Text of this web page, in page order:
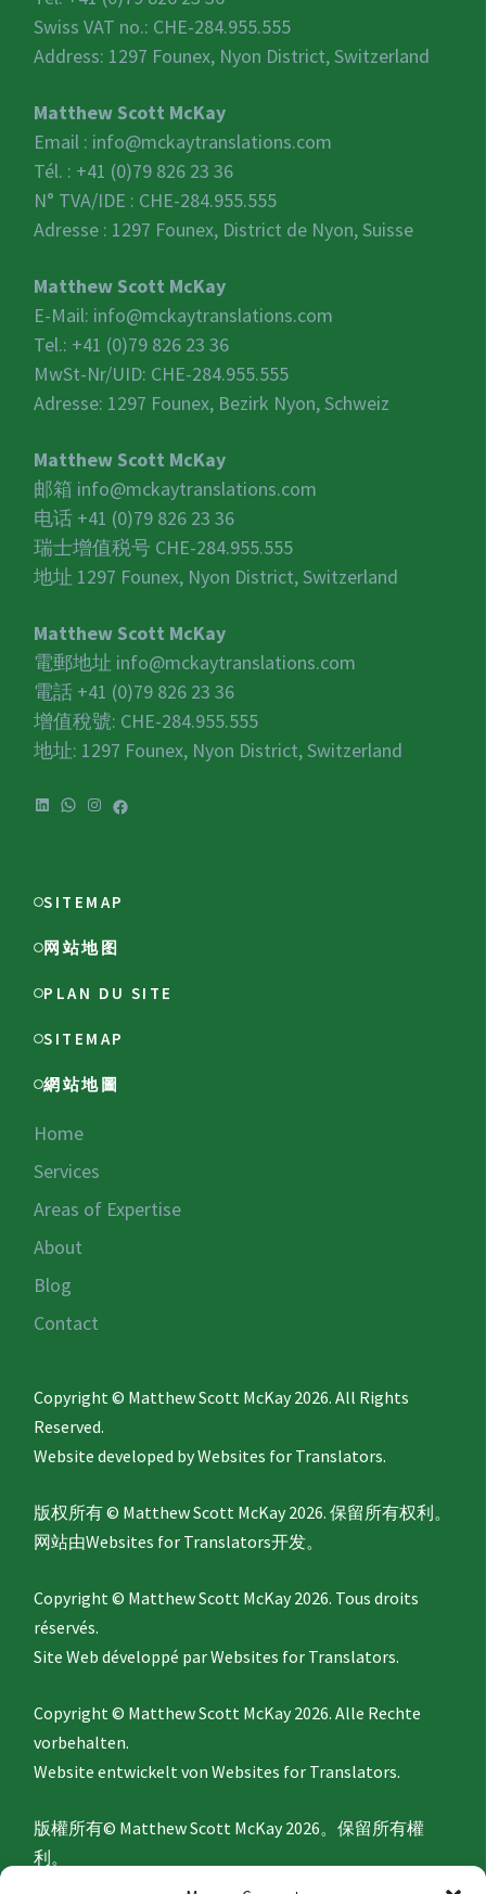
Swiss VAT no.: CHE-284.955.555
Address: 1297 Founex, Nyon District, Switzerland
Matthew Scott McKay
Email : info@mckaytranslations.com
Tél. : +41 (0)79 826 23 36
N° TVA/IDE : CHE-284.955.555
Adresse : 1297 Founex, District de Nyon, Suisse
Matthew Scott McKay
E-Mail: info@mckaytranslations.com
Tel.: +41 (0)79 826 23 36
MwSt-Nr/UID: CHE-284.955.555
Adresse: 1297 Founex, Bezirk Nyon, Schweiz
Matthew Scott McKay
邮箱 info@mckaytranslations.com
电话 +41 (0)79 826 23 36
瑞士增值税号 CHE-284.955.555
地址 1297 Founex, Nyon District, Switzerland
Matthew Scott McKay
電郵地址 info@mckaytranslations.com
電話 +41 (0)79 826 23 36
增值稅號: CHE-284.955.555
地址: 1297 Founex, Nyon District, Switzerland
LinkedIn
WhatsApp
Instagram
Facebook
SITEMAP
网站地图
PLAN DU SITE
SITEMAP
網站地圖
Home
Services
Areas of Expertise
About
Blog
Contact
Copyright © Matthew Scott McKay 2026. All Rights
Reserved.
Website developed byWebsites for Translators.
版权所有 © Matthew Scott McKay 2026. 保留所有权利。
网站由Websites for Translators开发。
Copyright © Matthew Scott McKay 2026. Tous droits
réservés.
Site Web développé parWebsites for Translators.
Copyright © Matthew Scott McKay 2026. Alle Rechte
vorbehalten.
Website entwickelt vonWebsites for Translators.
版權所有© Matthew Scott McKay 2026。保留所有權
利。
Websites for Translators 開發。